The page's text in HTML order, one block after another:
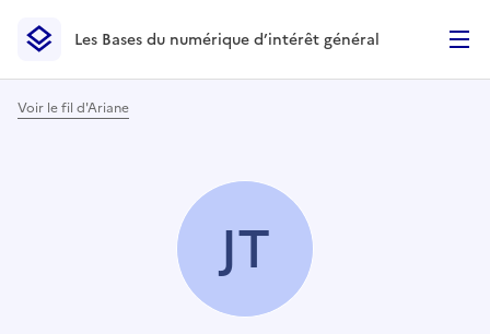
Les Bases du numérique d’intérêt général- Retour à la
Les Bases du numérique d’intérêt général
Voir le fil d'Ariane
JT